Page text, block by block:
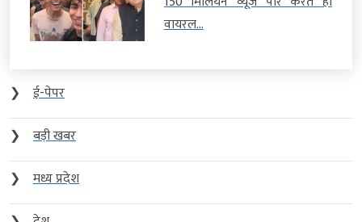
वायरल...
❯
ई-पेपर
❯
बड़ी खबर
❯
मध्य प्रदेश